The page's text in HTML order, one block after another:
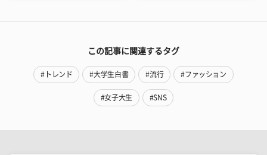
この記事に関連するタグ
#トレンド #大学生白書 #流行 #ファッション
#女子大生 #SNS